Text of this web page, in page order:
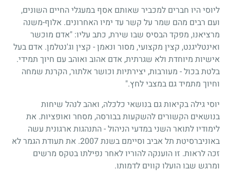
ליוסי היו חברים למכביר שאותם אסף במעגלי החיים השונים,
ועם רבים מהם שמר על קשר עד ימיו האחרונים. אלוף-משנה
מרציאנו, מפקד הבסיס שבו שירת, כתב עליו: "אדם מוכשר
ואינטליגנט, קצין מקצועי, מסור ונאמן - קצין וג'נטלמן. אדם בעל
אישיות מיוחדת ולא שגרתית, אדם אהוב ואוהב עם חיוך תמידי.
בלטת בכול - מעורבות, יצירתיות וכושר אלתור, הקרנת שמחה
וחיוך מתמיד גם במצבי לחץ."
יוסי גילה בקיאות גם בנושאי כלכלה, ואהב לנהל שיחות
בנושאים הקשורים להשקעות בבורסה, מסחר ואופציות. את
לימודיו לתואר השני במדעי הניהול - התנהגות ארגונית עשה
באוניברסיטת תל אביב וסיימם בשנת 2007. את תעודת הגמר לא
זכה לראות. זו הוענקה להוריו לאחר נפילתו בטקס מרשים
ומרגש שבו הועלו קווים לדמותו.